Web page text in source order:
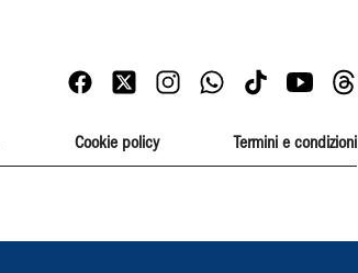
Cookie policy Termini e condizioni